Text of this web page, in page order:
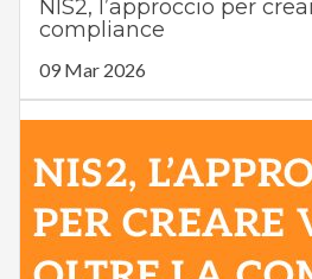
NIS2, l’approccio per
compliance
09 Mar 2026